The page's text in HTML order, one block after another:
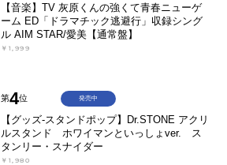
【音楽】TV 灰原くんの強くて青春ニューゲ
ーム ED「ドラマチック逃避行」収録シング
ル AIM STAR/愛美【通常盤】
￥1,999
第4位
【グッズ-スタンドポップ】Dr.STONE アクリ
ルスタンド ホワイマンといっしょver. ス
タンリー・スナイダー
￥1,980
発売中